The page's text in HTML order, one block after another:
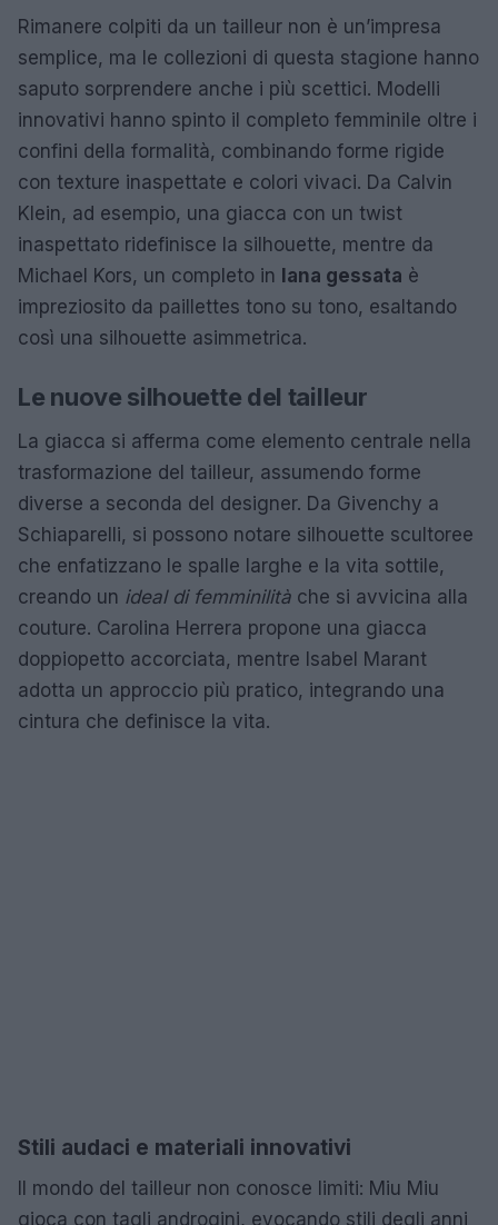
Rimanere colpiti da un tailleur non è un’impresa
semplice, ma le collezioni di questa stagione hanno
saputo sorprendere anche i più scettici. Modelli
innovativi hanno spinto il completo femminile oltre i
confini della formalità, combinando forme rigide
con texture inaspettate e colori vivaci. Da Calvin
Klein, ad esempio, una giacca con un twist
inaspettato ridefinisce la silhouette, mentre da
Michael Kors, un completo in lana gessata è
impreziosito da paillettes tono su tono, esaltando
così una silhouette asimmetrica.
Le nuove silhouette del tailleur
La giacca si afferma come elemento centrale nella
trasformazione del tailleur, assumendo forme
diverse a seconda del designer. Da Givenchy a
Schiaparelli, si possono notare silhouette scultoree
che enfatizzano le spalle larghe e la vita sottile,
creando un ideal di femminilità che si avvicina alla
couture. Carolina Herrera propone una giacca
doppiopetto accorciata, mentre Isabel Marant
adotta un approccio più pratico, integrando una
cintura che definisce la vita.
Stili audaci e materiali innovativi
Il mondo del tailleur non conosce limiti: Miu Miu
gioca con tagli androgini, evocando stili degli anni